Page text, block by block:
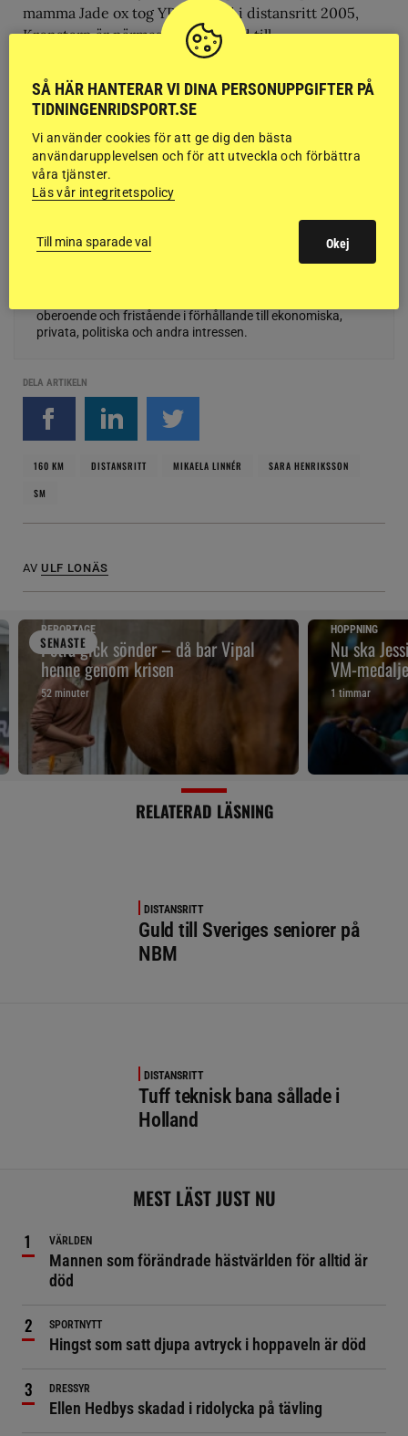
mamma Jade ox tog YRSM-guld i distansritt 2005,
Kronstorp är närmaste granngård till
tävlingscentrum på Stjernarp och uppfödda av
Louise Hermelin och hennes dotter Maria Kulle. Båda
hästarna råkar dessutom vara inridna av
kombon i distansritt.
Resultat
SÅ ARBETAR RIDSPORT
oberoende och fristående i förhållande till ekonomiska,
privata, politiska och andra intressen.
DELA ARTIKELN
160 KM DISTANSRITT MIKAELA LINNÉR
SARA HENRIKSSON
SM
AV ULF LONÄS
SENASTE
REPORTAGE
Petra gick sönder – då bar Vipal
henne genom krisen
52 minuter
HOPPNING
Nu ska
VM-
1 timmar
RELATERAD LÄSNING
DISTANSRITT
Guld till Sveriges seniorer på
NBM
DISTANSRITT
Tuff teknisk bana sållade i
Holland
MEST LÄST JUST NU
VÄRLDEN
Mannen som förändrade hästvärlden för alltid är
död
SPORTNYTT
Hingst som satt djupa avtryck i hoppaveln är död
DRESSYR
Ellen Hedbys skadad i ridolycka på tävling
SÅ HÄR HANTERAR VI DINA PERSONUPPGIFTER PÅ
TIDNINGENRIDSPORT.SE
Vi använder cookies för att ge dig den bästa
användarupplevelsen och för att utveckla och förbättra
våra tjänster.
Läs vår integritetspolicy
Till mina sparade val Okej